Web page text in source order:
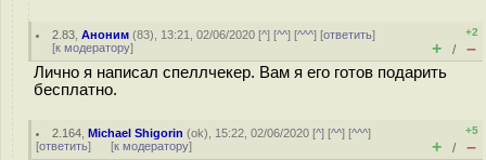
2.83 ,Аноним (83), 13:21, 02/06/2020 [^] [^^] [^^^] [ответить]
[к модератору]
+2
+ / –
Лично я написал спеллчекер. Вам я его готов подарить
бесплатно.
2.164 ,Michael Shigorin (ok), 15:22, 02/06/2020 [^] [^^] [^^^]
[ответить] [к модератору]
+5
+ / –